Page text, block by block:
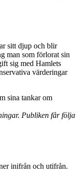
sitt djup och blir
man som förlorat sin
sig med Hamlets
värderingar
sina tankar om
Publiken får följa
inifrån och utifrån.